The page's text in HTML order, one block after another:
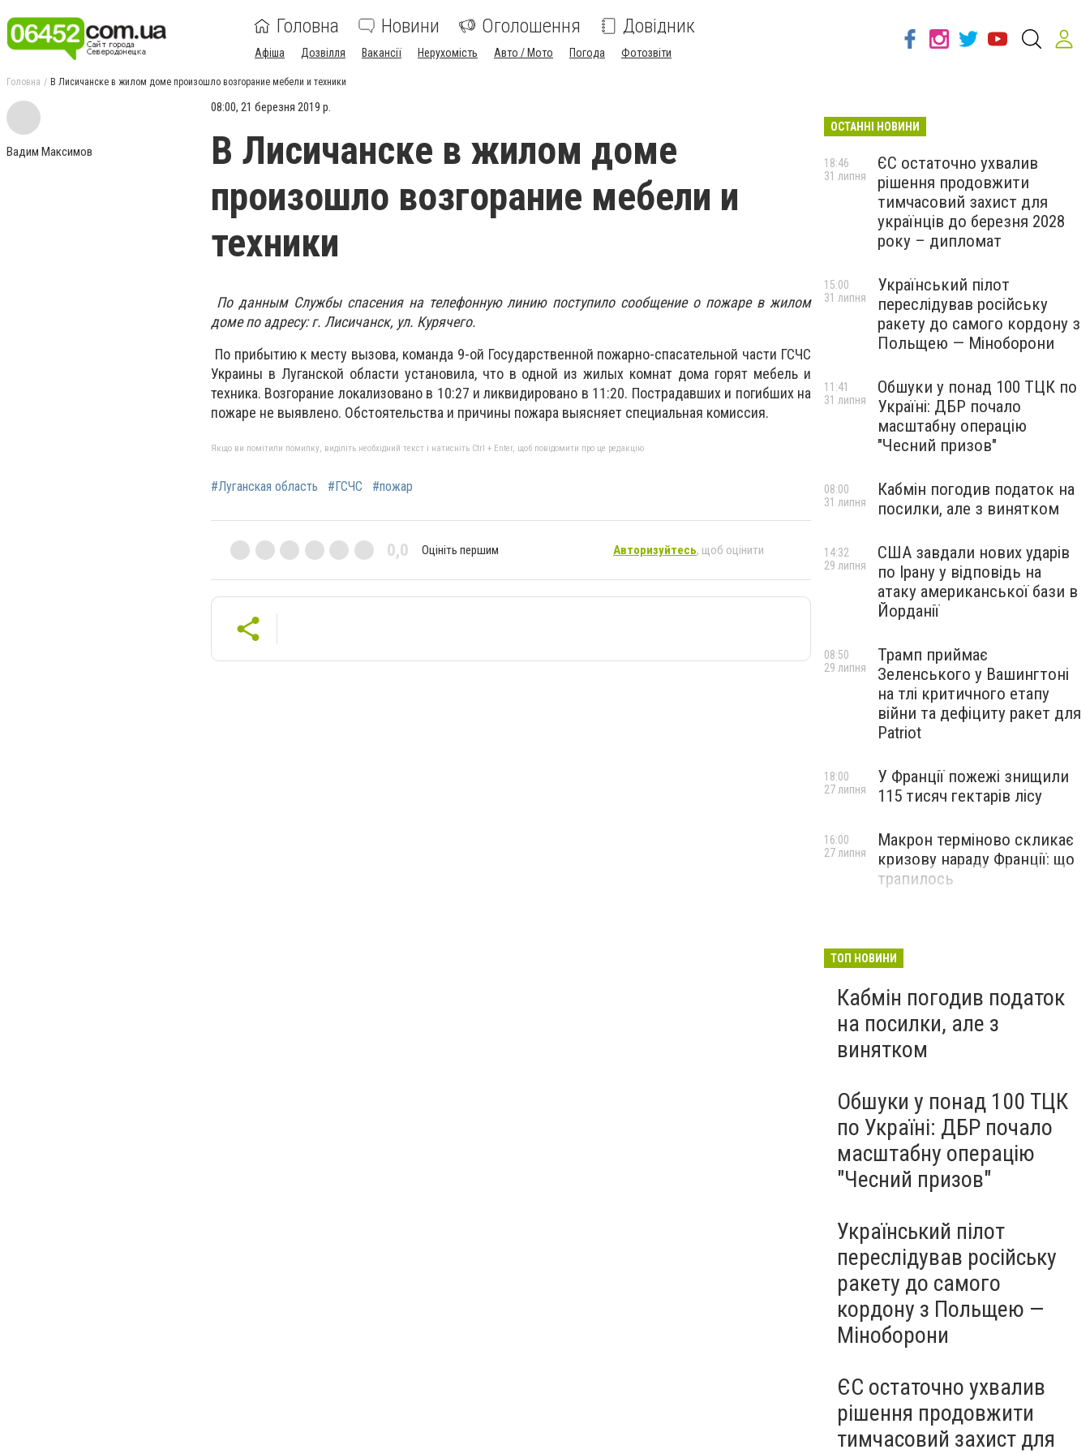
Головна Новини Оголошення Довідник
Афіша Дозвілля Вакансії Нерухомість Авто / Мото Погода Фотозвіти
Головна В Лисичанске в жилом доме произошло возгорание мебели и техники
Вадим Максимов
08:00, 21 березня 2019 р.
В Лисичанске в жилом доме
произошло возгорание мебели и
техники
По данным Службы спасения на телефонную линию поступило сообщение о пожаре в жилом
доме по адресу: г. Лисичанск, ул. Курячего.
По прибытию к месту вызова, команда 9-ой Государственной пожарно-спасательной части ГСЧС
Украины в Луганской области установила, что в одной из жилых комнат дома горят мебель и
техника. Возгорание локализовано в 10:27 и ликвидировано в 11:20. Пострадавших и погибших на
пожаре не выявлено. Обстоятельства и причины пожара выясняет специальная комиссия.
Якщо ви помітили помилку, виділіть необхідний текст і натисніть Ctrl + Enter, щоб повідомити про це редакцію
#Луганская область #ГСЧС #пожар
0,0 Оцініть першим Авторизуйтесь, щоб оцінити
ОСТАННІ НОВИНИ
ЄС остаточно ухвалив
рішення продовжити
тимчасовий захист для
українців до березня 2028
року – дипломат
18:46
31 липня
Український пілот
переслідував російську
ракету до самого кордону з
Польщею — Міноборони
15:00
31 липня
Обшуки у понад 100 ТЦК по
Україні: ДБР почало
масштабну операцію
"Чесний призов"
11:41
31 липня
Кабмін погодив податок на
посилки, але з винятком
08:00
31 липня
США завдали нових ударів
по Ірану у відповідь на
атаку американської бази в
Йорданії
14:32
29 липня
Трамп приймає
Зеленського у Вашингтоні
на тлі критичного етапу
війни та дефіциту ракет для
Patriot
08:50
29 липня
У Франції пожежі знищили
115 тисяч гектарів лісу
18:00
27 липня
Макрон терміново скликає
кризову нараду Франції: що
трапилось
16:00
27 липня
ТОП НОВИНИ
Кабмін погодив податок
на посилки, але з
винятком
Обшуки у понад 100 ТЦК
по Україні: ДБР почало
масштабну операцію
"Чесний призов"
Український пілот
переслідував російську
ракету до самого
кордону з Польщею —
Міноборони
ЄС остаточно ухвалив
рішення продовжити
тимчасовий захист для